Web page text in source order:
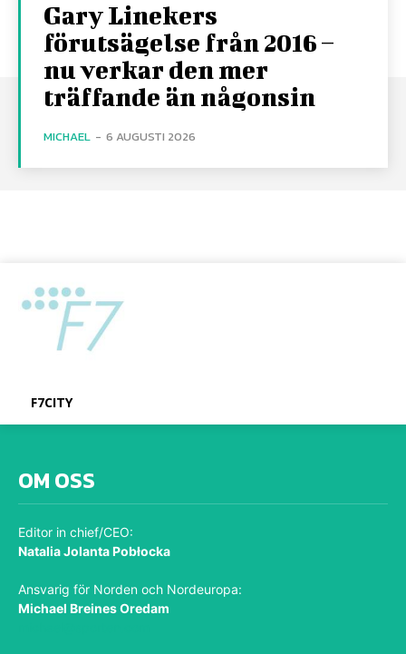
Gary Linekers
förutsägelse från 2016 –
nu verkar den mer
träffande än någonsin
MICHAEL - 6 AUGUSTI 2026
F7CITY
OM OSS
Editor in chief/CEO:
Natalia Jolanta Pobłocka
Ansvarig för Norden och Nordeuropa:
Michael Breines Oredam